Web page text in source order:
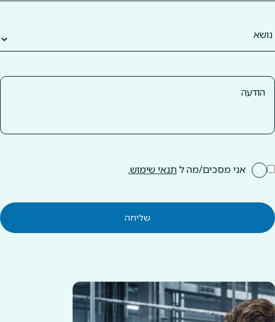
אני מסכים/מה לתנאי שימוש.